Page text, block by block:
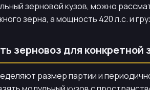
зерновой кузов, можно
зерна, а мощность 420 л.с. и
зерновоз для конкретной
размер партии и